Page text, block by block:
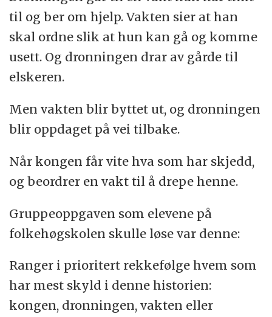
til og ber om hjelp. Vakten sier at han
skal ordne slik at hun kan gå og komme
usett. Og dronningen drar av gårde til
elskeren.
Men vakten blir byttet ut, og dronningen
blir oppdaget på vei tilbake.
Når kongen får vite hva som har skjedd,
og beordrer en vakt til å drepe henne.
Gruppeoppgaven som elevene på
folkehøgskolen skulle løse var denne:
Ranger i prioritert rekkefølge hvem som
har mest skyld i denne historien:
kongen, dronningen, vakten eller